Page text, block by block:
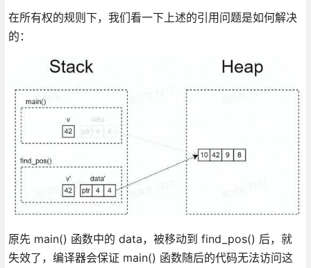
在所有权的规则下，我们看一下上述的引用问题是如何解决
的：
原先 main() 函数中的 data，被移动到 find_pos() 后，就
失效了，编译器会保证 main() 函数随后的代码无法访问这